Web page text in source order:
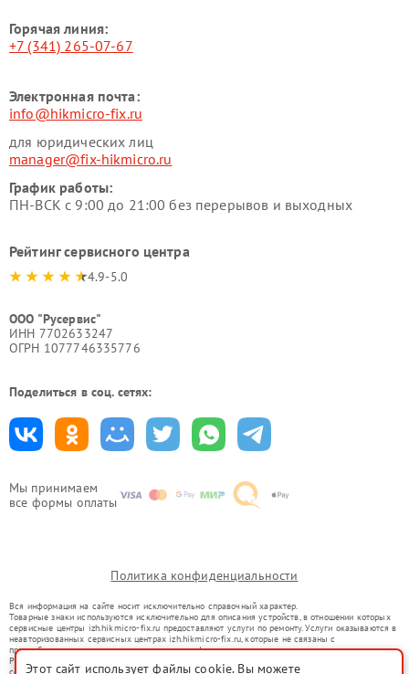
Мы принимаем
все формы оплаты
Горячая линия:
+7 (341) 265-07-67
Электронная почта:
info@hikmicro-fix.ru
для юридических лиц
manager@fix-hikmicro.ru
График работы:
ПН-ВСК с 9:00 до 21:00 без перерывов и выходных
Рейтинг сервисного центра
4.9-5.0
ООО "Русервис"
ИНН 7702633247
ОГРН 1077746335776
Поделиться в соц. сетях:
Политика конфиденциальности
Вся информация на сайте носит исключительно справочный характер.
Товарные знаки используются исключительно для описания устройств, в отношении которых
сервисные центры izh.hikmicro-fix.ru предоставляют услуги по ремонту. Услуги оказываются в
неавторизованных сервисных центрах izh.hikmicro-fix.ru, которые не связаны с
правообладателями товарных знаков или их официальными представителями.
Ремонт осуществляется для устройств, уже введенных в гражданский оборот в соответствии
Этот сайт использует файлы cookie. Вы можете